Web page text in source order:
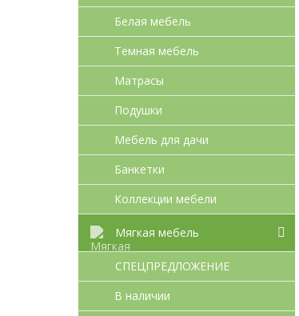
Белая мебель
Темная мебель
Матрасы
Подушки
Мебель для дачи
Банкетки
Коллекции мебели
Мягкая мебель
СПЕЦПРЕДЛОЖЕНИЕ
В наличии